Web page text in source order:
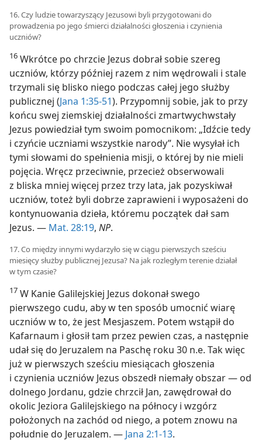
16. Czy ludzie towarzyszący Jezusowi byli przygotowani do
prowadzenia po jego śmierci działalności głoszenia i czynienia
uczniów?
16 Wkrótce po chrzcie Jezus dobrał sobie szereg
uczniów, którzy później razem z nim wędrowali i stale
trzymali się blisko niego podczas całej jego służby
publicznej (Jana 1:35-51). Przypomnij sobie, jak to przy
końcu swej ziemskiej działalności zmartwychwstały
Jezus powiedział tym swoim pomocnikom: „Idźcie tedy
i czyńcie uczniami wszystkie narody”. Nie wysyłał ich
tymi słowami do spełnienia misji, o której by nie mieli
pojęcia. Wręcz przeciwnie, przecież obserwowali
z bliska mniej więcej przez trzy lata, jak pozyskiwał
uczniów, toteż byli dobrze zaprawieni i wyposażeni do
kontynuowania dzieła, któremu początek dał sam
Jezus. — Mat. 28:19, NP.
17. Co między innymi wydarzyło się w ciągu pierwszych sześciu
miesięcy służby publicznej Jezusa? Na jak rozległym terenie działał
w tym czasie?
17 W Kanie Galilejskiej Jezus dokonał swego
pierwszego cudu, aby w ten sposób umocnić wiarę
uczniów w to, że jest Mesjaszem. Potem wstąpił do
Kafarnaum i głosił tam przez pewien czas, a następnie
udał się do Jeruzalem na Paschę roku 30 n.e. Tak więc
już w pierwszych sześciu miesiącach głoszenia
i czynienia uczniów Jezus obszedł niemały obszar — od
dolnego Jordanu, gdzie chrzcił Jan, zawędrował do
okolic Jeziora Galilejskiego na północy i wzgórz
położonych na zachód od niego, a potem znowu na
południe do Jeruzalem. — Jana 2:1-13.